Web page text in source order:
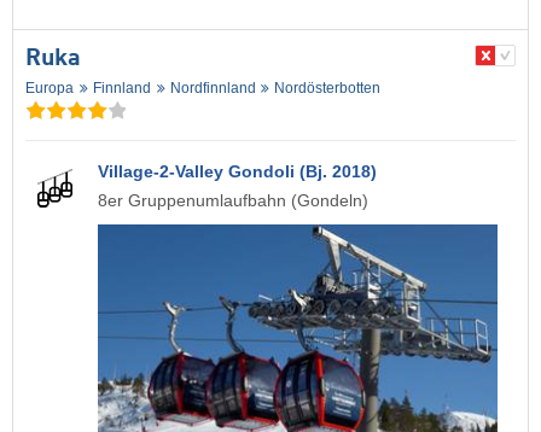
Ruka
Europa Finnland Nordfinnland Nordösterbotten
Village-2-Valley Gondoli (Bj. 2018)
8er Gruppenumlaufbahn (Gondeln)